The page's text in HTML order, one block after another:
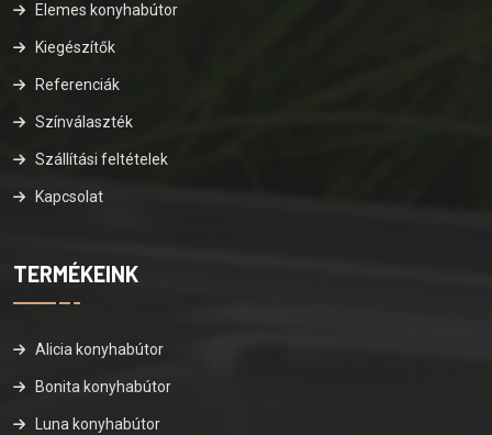
Elemes konyhabútor
Kiegészítők
Referenciák
Színválaszték
Szállítási feltételek
Kapcsolat
TERMÉKEINK
Alicia konyhabútor
Bonita konyhabútor
Luna konyhabútor